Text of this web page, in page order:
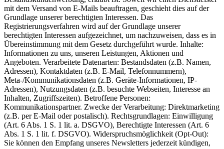
mit dem Versand von E-Mails beauftragen, geschieht dies auf der
Grundlage unserer berechtigten Interessen. Das
Registrierungsverfahren wird auf der Grundlage unserer
berechtigten Interessen aufgezeichnet, um nachzuweisen, dass es in
Übereinstimmung mit dem Gesetz durchgeführt wurde. Inhalte:
Informationen zu uns, unseren Leistungen, Aktionen und
Angeboten. Verarbeitete Datenarten: Bestandsdaten (z.B. Namen,
Adressen), Kontaktdaten (z.B. E-Mail, Telefonnummern),
Meta-/Kommunikationsdaten (z.B. Geräte-Informationen, IP-
Adressen), Nutzungsdaten (z.B. besuchte Webseiten, Interesse an
Inhalten, Zugriffszeiten). Betroffene Personen:
Kommunikationspartner. Zwecke der Verarbeitung: Direktmarketing
(z.B. per E-Mail oder postalisch). Rechtsgrundlagen: Einwilligung
(Art. 6 Abs. 1 S. 1 lit. a. DSGVO), Berechtigte Interessen (Art. 6
Abs. 1 S. 1 lit. f. DSGVO). Widerspruchsmöglichkeit (Opt-Out):
Sie können den Empfang unseres Newsletters jederzeit kündigen,